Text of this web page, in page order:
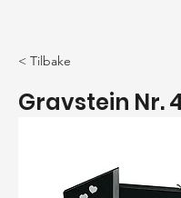
< Tilbake
Gravstein Nr.